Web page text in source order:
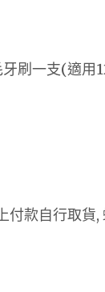
刷一支(適用
付款自行取